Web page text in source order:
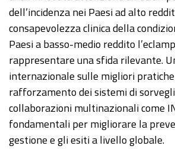
dell’incidenza nei Paesi ad alto
consapevolezza clinica della
Paesi a basso-medio reddito
rappresentare una sfida rilevante.
internazionale sulle migliori
rafforzamento dei sistemi di
collaborazioni multinazionali come
fondamentali per migliorare la
gestione e gli esiti a livello globale.